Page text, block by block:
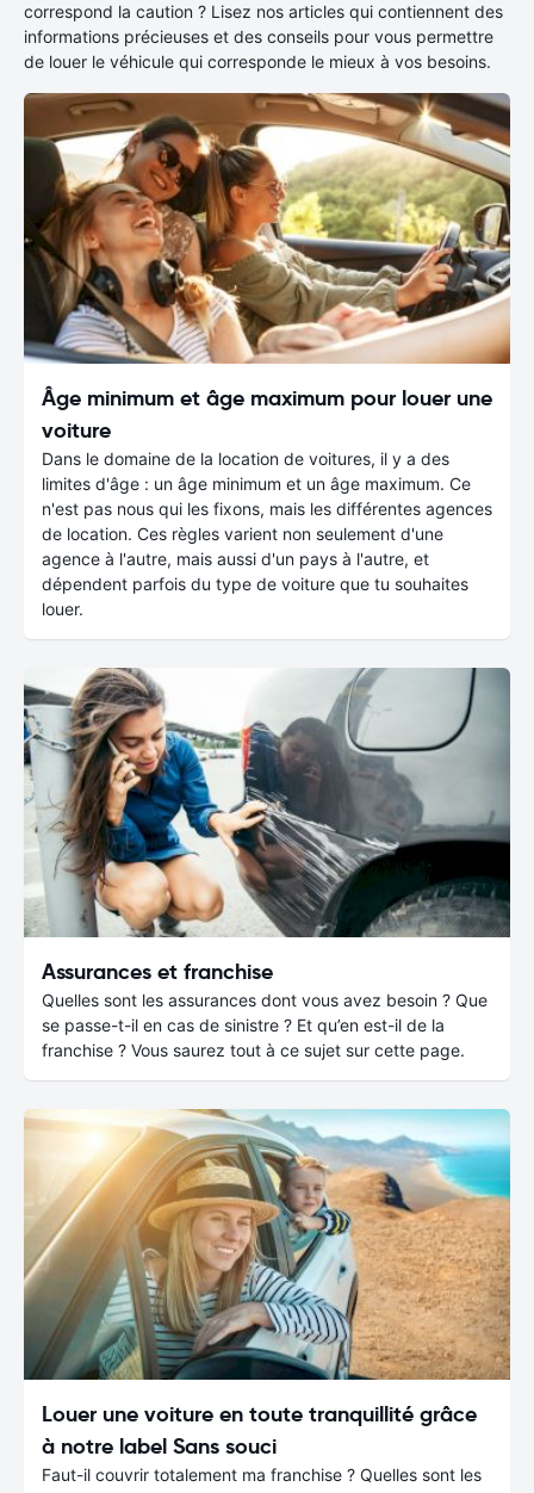
correspond la caution ? Lisez nos articles qui contiennent des
informations précieuses et des conseils pour vous permettre
de louer le véhicule qui corresponde le mieux à vos besoins.
Âge minimum et âge maximum pour louer une
voiture
Dans le domaine de la location de voitures, il y a des
limites d'âge : un âge minimum et un âge maximum. Ce
n'est pas nous qui les fixons, mais les différentes agences
de location. Ces règles varient non seulement d'une
agence à l'autre, mais aussi d'un pays à l'autre, et
dépendent parfois du type de voiture que tu souhaites
louer.
Assurances et franchise
Quelles sont les assurances dont vous avez besoin ? Que
se passe-t-il en cas de sinistre ? Et qu’en est-il de la
franchise ? Vous saurez tout à ce sujet sur cette page.
Louer une voiture en toute tranquillité grâce
à notre label Sans souci
Faut-il couvrir totalement ma franchise ? Quelles sont les